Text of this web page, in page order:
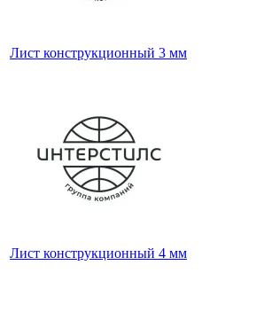
Лист конструкционный 3 мм
Лист конструкционный 4 мм